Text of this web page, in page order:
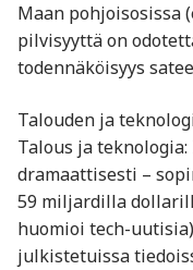
Maan pohjoisosissa
pilvisyyttä on
todennäköisyys
Talouden ja
Talous ja
dramaattisesti –
59 miljardilla
huomioi tech-
julkistetuissa